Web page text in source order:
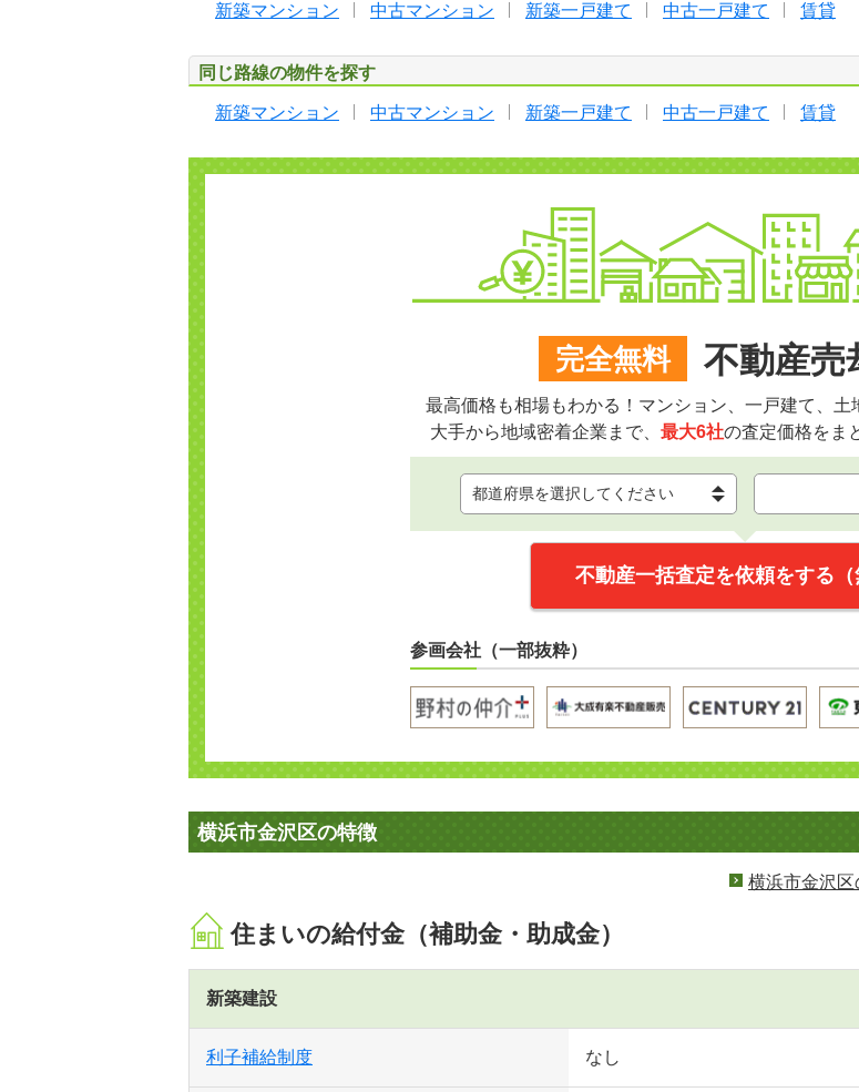
新築マンション 中古マンション 新築一戸建て 中古一戸建て 賃貸
同じ路線の物件を探す
新築マンション 中古マンション 新築一戸建て 中古一戸建て 賃貸
完全無料 不動産売
最高価格も相場もわかる！マンション、一戸建て、土
大手から地域密着企業まで、 最大6社の査定価格をま
不動産一括査定を依頼をする（
参画会社（一部抜粋）
横浜市金沢区の特徴
横浜市金沢区
住まいの給付金（補助金・助成金）
新築建設
利子補給制度 なし